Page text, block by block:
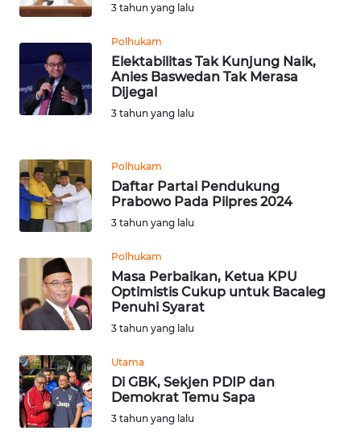
3 tahun yang lalu
Polhukam
Elektabilitas Tak Kunjung Naik,
Anies Baswedan Tak Merasa
Dijegal
3 tahun yang lalu
Polhukam
Daftar Partai Pendukung
Prabowo Pada Pilpres 2024
3 tahun yang lalu
Polhukam
Masa Perbaikan, Ketua KPU
Optimistis Cukup untuk Bacaleg
Penuhi Syarat
3 tahun yang lalu
Utama
Di GBK, Sekjen PDIP dan
Demokrat Temu Sapa
3 tahun yang lalu
TAPANULI
WN DELI
SERDANG
TINGGI
WN
PAKPAK
WN
KARAWANG
WN
WN
BOGOR